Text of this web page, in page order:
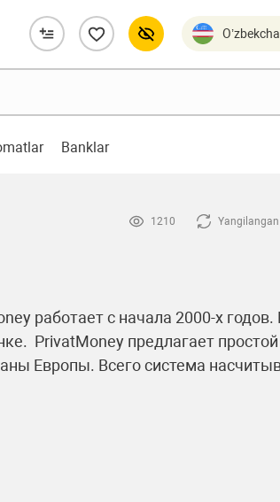
O’zbekcha
Banklar
1210
работает с начала 2000-х годов.
PrivatMoney предлагает
Европы. Всего система